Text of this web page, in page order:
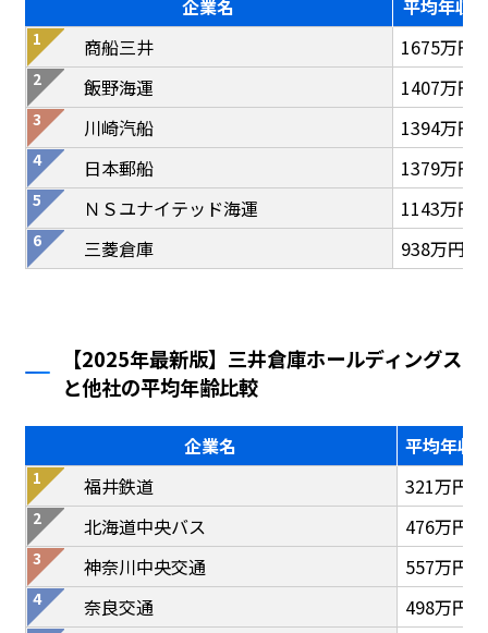
企業名
平均年収
商船三井
1675万円
飯野海運
1407万円
川崎汽船
1394万円
日本郵船
1379万円
ＮＳユナイテッド海運
1143万円
三菱倉庫
938万円
【2025年最新版】三井倉庫ホールディングス
と他社の平均年齢比較
企業名
平均年収
福井鉄道
321万円
北海道中央バス
476万円
神奈川中央交通
557万円
奈良交通
498万円